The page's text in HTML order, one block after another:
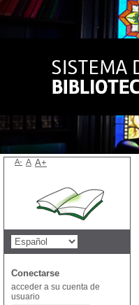
A- A A+
Conectarse
acceder a su cuenta de
usuario